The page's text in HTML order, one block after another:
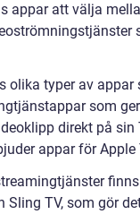
appar att välja
olika typer av appar
som
direkt på
appar för Apple
Sling TV, som gör